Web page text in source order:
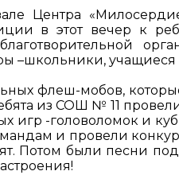
Центра
в этот вечер к
–школьники,
флеш-мобов,
из СОШ № 11
игр -головоломок и
и провели
Потом были песни